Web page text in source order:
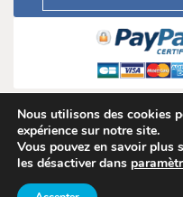
©accessoires-
Nous utilisons des cookies
expérience sur notre site.
Vous pouvez en savoir plus
les désactiver dans